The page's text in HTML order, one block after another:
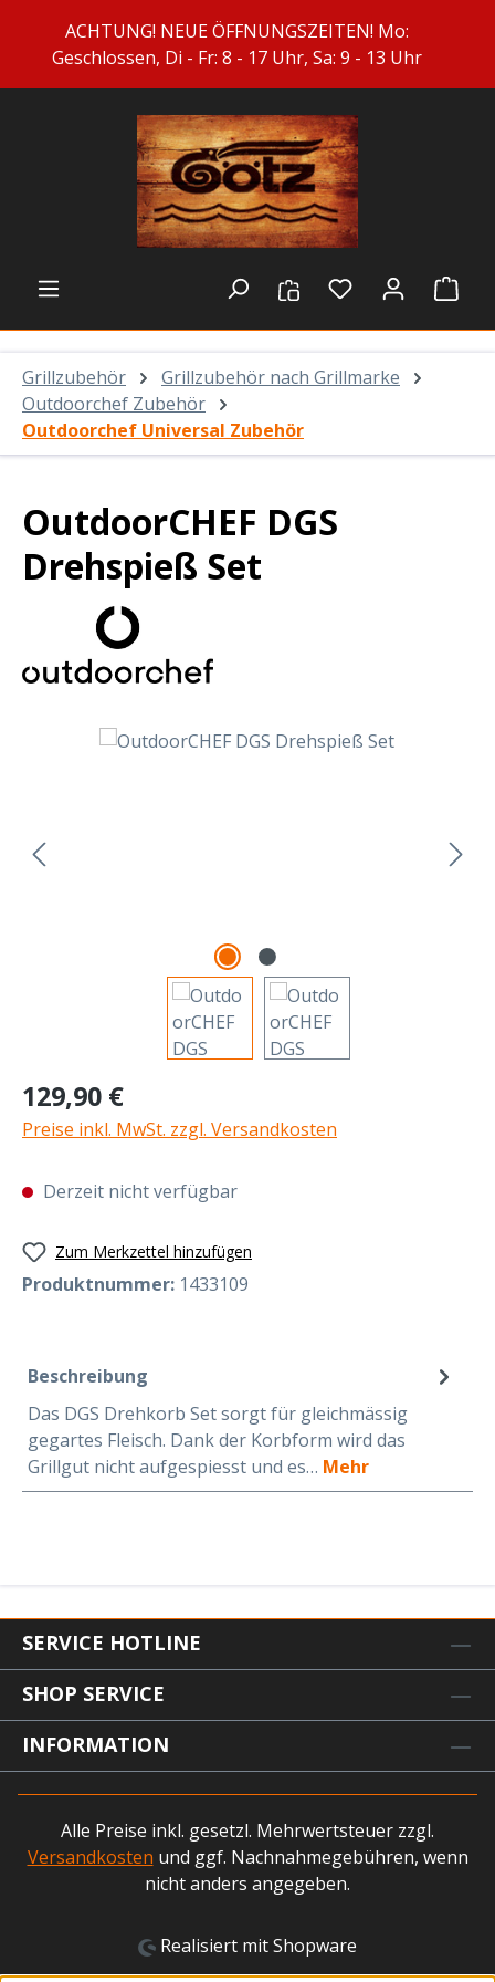
Zum Hauptinhalt springen
ACHTUNG! NEUE ÖFFNUNGSZEITEN! Mo:
Geschlossen, Di - Fr: 8 - 17 Uhr, Sa: 9 - 13 Uhr
Du hast 0
Grillzubehör
Grillzubehör nach Grillmarke
Outdoorchef Zubehör
Outdoorchef Universal Zubehör
OutdoorCHEF DGS
Drehspieß Set
Bildergalerie überspringen
Regulärer Preis:
129,90 €
Preise inkl. MwSt. zzgl. Versandkosten
Derzeit nicht verfügbar
Zum Merkzettel hinzufügen
Produktnummer: 1433109
Beschreibung
Das DGS Drehkorb Set sorgt für gleichmässig
gegartes Fleisch. Dank der Korbform wird das
Grillgut nicht aufgespiesst und es… Mehr
SERVICE HOTLINE
SHOP SERVICE
INFORMATION
Alle Preise inkl. gesetzl. Mehrwertsteuer zzgl.
Versandkosten und ggf. Nachnahmegebühren, wenn
nicht anders angegeben.
Realisiert mit Shopware